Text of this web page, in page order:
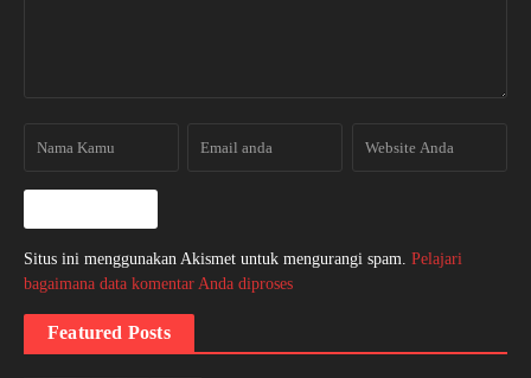
Situs ini menggunakan Akismet untuk mengurangi spam. Pelajari
bagaimana data komentar Anda diproses
Featured Posts